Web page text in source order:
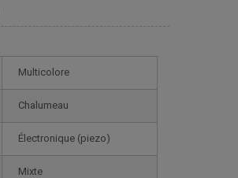
Multicolore
Chalumeau
électronique (piezo)
mixte